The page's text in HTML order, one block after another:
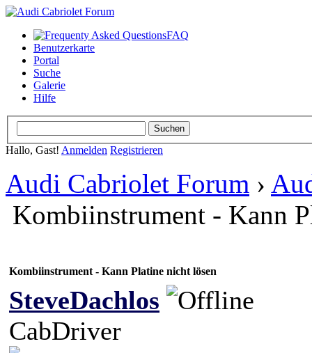
FAQ
Benutzerkarte
Portal
Suche
Galerie
Hilfe
Hallo, Gast! Anmelden Registrieren
Audi Cabriolet Forum ›
Kombiinstrument - Kann
Kombiinstrument - Kann Platine nicht lösen
SteveDachlos
CabDriver